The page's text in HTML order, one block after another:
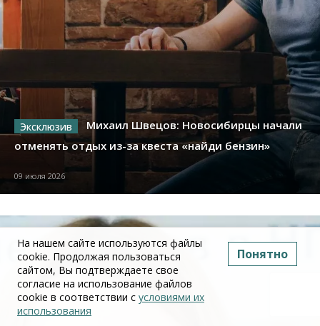
Михаил Швецов: Новосибирцы начали
отменять отдых из-за квеста «найди бензин»
09 июля 2026
На нашем сайте используются файлы
cookie. Продолжая пользоваться
сайтом, Вы подтверждаете свое
согласие на использование файлов
cookie в соответствии с условиями их
использования
Понятно